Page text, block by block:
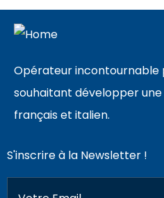
Opérateur incontournable
souhaitant développer
français et italien.
S'inscrire à la Newsletter !